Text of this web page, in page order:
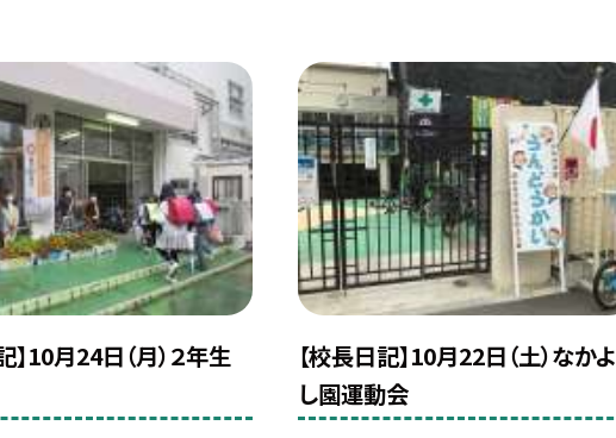
】10月24日（月）２年生
【校長日記】10月22日（土）なかよ
し園運動会